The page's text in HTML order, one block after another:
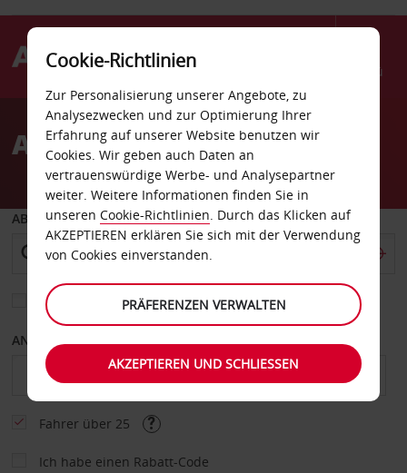
Menü
AvisAutovermietung Flagstaff
ABHOLEN VON
Eine andere Rückgabestation auswählen
ANFANGSDATUM
Fahrer über 25
Ich habe einen Rabatt-Code
Cookie-Richtlinien
Zur Personalisierung unserer Angebote, zu
Analysezwecken und zur Optimierung Ihrer
Erfahrung auf unserer Website benutzen wir
Cookies. Wir geben auch Daten an
vertrauenswürdige Werbe- und Analysepartner
weiter. Weitere Informationen finden Sie in
unseren Cookie-Richtlinien. Durch das Klicken auf
AKZEPTIEREN erklären Sie sich mit der Verwendung
von Cookies einverstanden.
PRÄFERENZEN VERWALTEN
AKZEPTIEREN UND SCHLIESSEN